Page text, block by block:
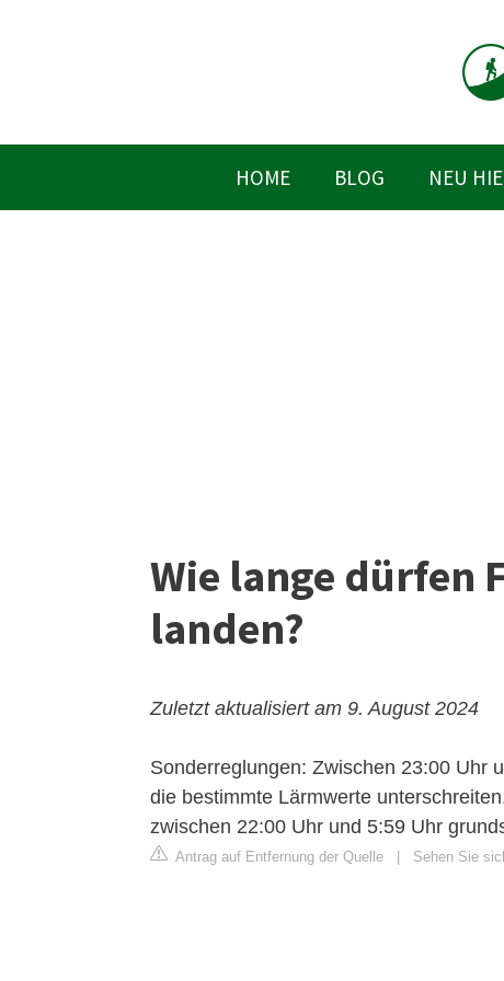
HOME BLOG NEU
Wie lange dürfen
landen?
Zuletzt aktualisiert am 9. August 2024
Sonderreglungen: Zwischen 23:00 Uhr
die bestimmte Lärmwerte
zwischen 22:00 Uhr und 5:59 Uhr
Antrag auf Entfernung der Quelle Sehen Sie